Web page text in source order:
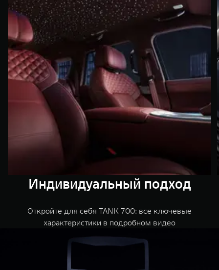
Индивидуальный подход
Откройте для себя TANK 700: все ключевые
характеристики в подробном видео